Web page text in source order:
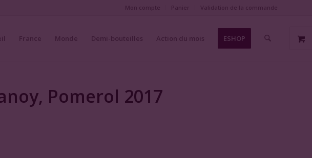
France Monde Demi-bouteilles Action du mois ESHOP
Pomerol 2017